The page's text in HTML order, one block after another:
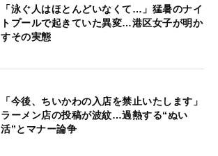
「泳ぐ人はほとんどいなくて…」猛暑のナイ
トプールで起きていた異変…港区女子が明か
すその実態
「今後、ちいかわの入店を禁止いたします」
ラーメン店の投稿が波紋…過熱する“ぬい
活”とマナー論争